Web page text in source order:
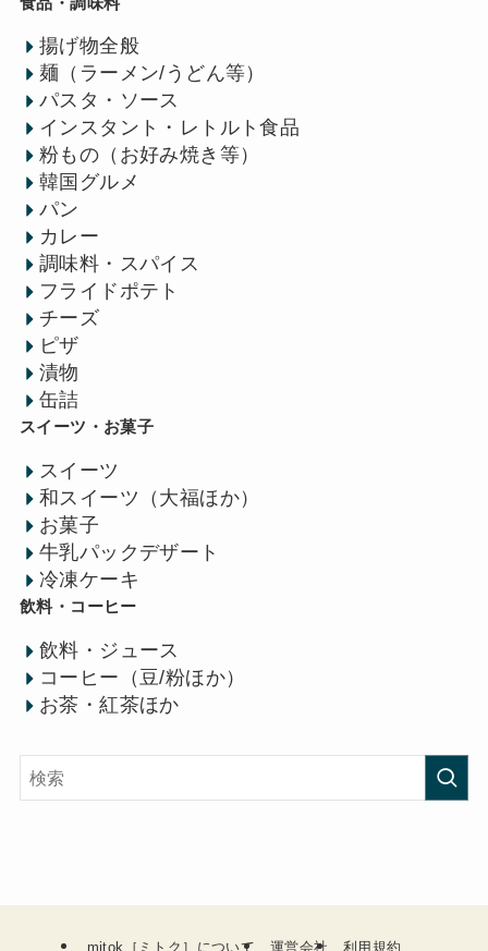
揚げ物全般
麺（ラーメン/うどん等）
パスタ・ソース
インスタント・レトルト食品
粉もの（お好み焼き等）
韓国グルメ
パン
カレー
調味料・スパイス
フライドポテト
チーズ
ピザ
漬物
缶詰
スイーツ・お菓子
スイーツ
和スイーツ（大福ほか）
お菓子
牛乳パックデザート
冷凍ケーキ
飲料・コーヒー
飲料・ジュース
コーヒー（豆/粉ほか）
お茶・紅茶ほか
mitok［ミトク］について 運営会社 利用規約